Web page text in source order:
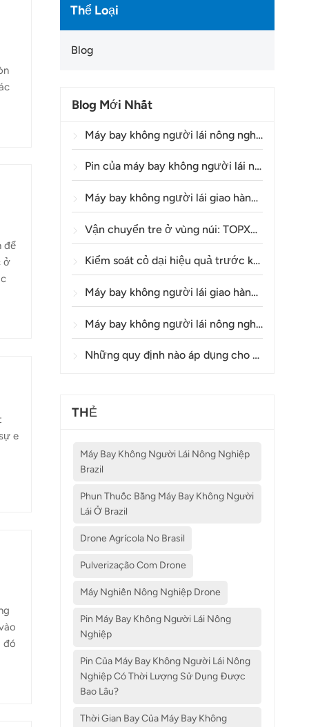
Thể Loại
Blog
Blog Mới Nhất
Máy bay không người lái nông nghiệp đang giúp nông dân Brazil cải thiện hoạt động phun thuốc trừ sâu như thế nào?
Pin của máy bay không người lái nông nghiệp có thể sử dụng được bao lâu?
Máy bay không người lái giao hàng Y160: Một phương thức an toàn và hiệu quả hơn để vận chuyển vật liệu tháp điện trên địa hình đồi núi.
Vận chuyển tre ở vùng núi: TOPXGUN Y160 mở ra một tuyến đường mới từ rừng đến điểm thu gom.
Kiểm soát cỏ dại hiệu quả trước khi nảy mầm trong lúa mì bằng máy bay không người lái nông nghiệp A80
Máy bay không người lái giao hàng là gì và việc giao hàng bằng máy bay không người lái hoạt động như thế nào?
Máy bay không người lái nông nghiệp có độ chính xác như thế nào trong việc phun thuốc và giám sát cây trồng?
Những quy định nào áp dụng cho việc sử dụng máy bay không người lái trong nông nghiệp ở các quốc gia khác nhau?
THẺ
Máy Bay Không Người Lái Nông Nghiệp
Brazil
Phun Thuốc Bằng Máy Bay Không Người
Lái Ở Brazil
Drone Agrícola No Brasil
Pulverização Com Drone
Máy Nghiền Nông Nghiệp Drone
Pin Máy Bay Không Người Lái Nông
Nghiệp
Pin Của Máy Bay Không Người Lái Nông
Nghiệp Có Thời Lượng Sử Dụng Được
Bao Lâu?
Thời Gian Bay Của Máy Bay Không
để
ở
e
đó